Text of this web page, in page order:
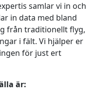
samlar vi in och
in data med bland
från traditionellt flyg,
i fält. Vi hjälper er
för just ert
är: